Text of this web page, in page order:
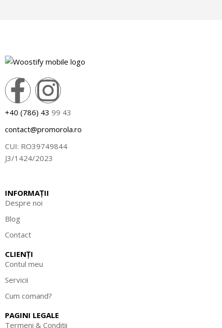
+40 (786) 43 99 43
contact@promorola.ro
CUI: RO39749844
J3/1424/2023
INFORMAȚII
Despre noi
Blog
Contact
CLIENȚI
Contul meu
Servicii
Cum comand?
PAGINI LEGALE
Termeni & Condiții